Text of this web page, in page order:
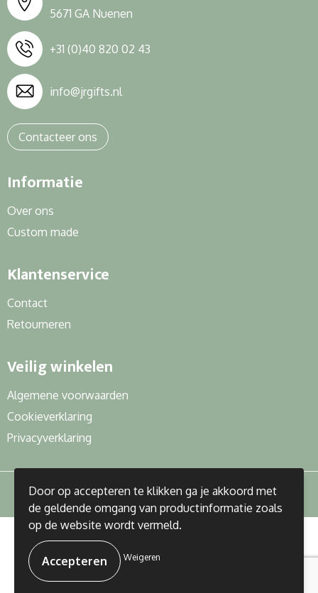
5671 GA Nuenen
+31 (0)40 820 02 43
info@jrgifts.nl
Contacteer ons
Informatie
Over ons
Custom made
Klantenservice
Contact
Retourneren
Veilig winkelen
Algemene voorwaarden
Cookieverklaring
Privacyverklaring
© Copyright J&R Gifts 2023
Door op accepteren te klikken ga je akkoord met
de geldende omgang van productinformatie zoals
op de website wordt vermeld.
Weigeren